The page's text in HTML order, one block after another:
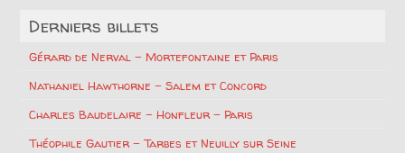
Derniers billets
Gérard de Nerval – Mortefontaine et Paris
Nathaniel Hawthorne – Salem et Concord
Charles Baudelaire – Honfleur – Paris
Théophile Gautier – Tarbes et Neuilly sur Seine